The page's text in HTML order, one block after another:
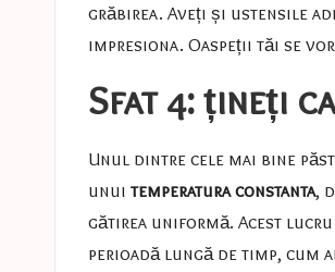
grăbirea. Aveți și ustensile
impresiona. Oaspeții tăi se
Sfat 4: țineți
Unul dintre cele mai bine
unui temperatura constanta,
gătirea uniformă. Acest
perioadă lungă de timp, cum